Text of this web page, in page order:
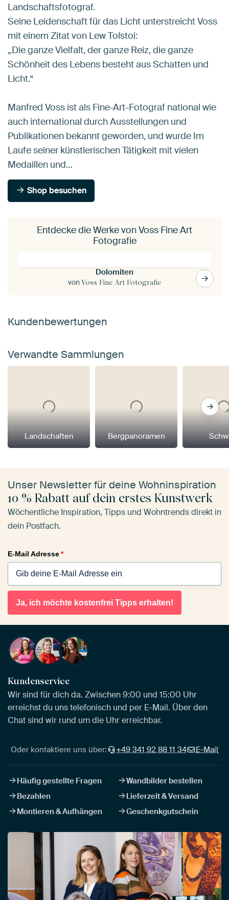
Landschaftsfotograf.
Seine Leidenschaft für das Licht unterstreicht Voss
mit einem Zitat von Lew Tolstoi:
„Die ganze Vielfalt, der ganze Reiz, die ganze
Schönheit des Lebens besteht aus Schatten und
Licht.“
Manfred Voss ist als Fine-Art-Fotograf national wie
auch international durch Ausstellungen und
Publikationen bekannt geworden, und wurde Im
Laufe seiner künstlerischen Tätigkeit mit vielen
Medaillen und…
Shop besuchen
Entdecke die Werke von Voss Fine Art
Fotografie
Dolomiten
vonVoss Fine Art Fotografie
Kundenbewertungen
Verwandte Sammlungen
Landschaften Bergpanoramen
Unser Newsletter für deine Wohninspiration
10 % Rabatt auf dein erstes Kunstwerk
Wöchentliche Inspiration, Tipps und Wohntrends direkt in
dein Postfach.
E-Mail Adresse*
Ja, ich möchte kostenfrei Tipps erhalten!
Kundenservice
Wir sind für dich da. Zwischen 9:00 und 15:00 Uhr
erreichst du uns telefonisch und per E-Mail. Über den
Chat sind wir rund um die Uhr erreichbar.
Oder kontaktiere uns über: +49 341 92 88 11 34 E-Mail
Häufig gestellte Fragen
Wandbilder bestellen
Bezahlen
Lieferzeit & Versand
Montieren & Aufhängen
Geschenkgutschein